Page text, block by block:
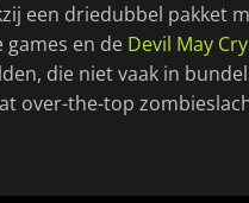
een driedubbel pakket
games en de Devil May
die niet vaak in
over-the-top